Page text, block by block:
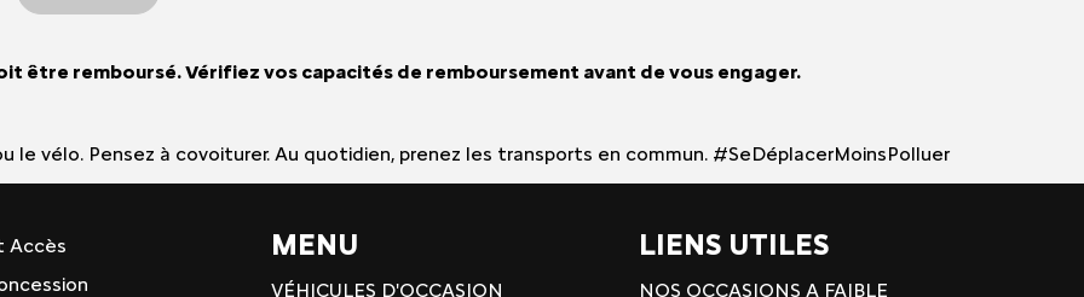
être remboursé. Vérifiez vos capacités de remboursement avant de vous engager.
le vélo. Pensez à covoiturer. Au quotidien, prenez les transports en commun. #SeDéplacerMoinsPolluer
Accès
MENU
VÉHICULES D'OCCASION
LIENS UTILES
NOS OCCASIONS A FAIBLE